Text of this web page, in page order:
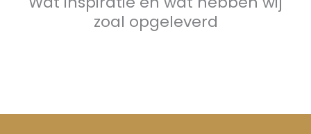
zoal opgeleverd